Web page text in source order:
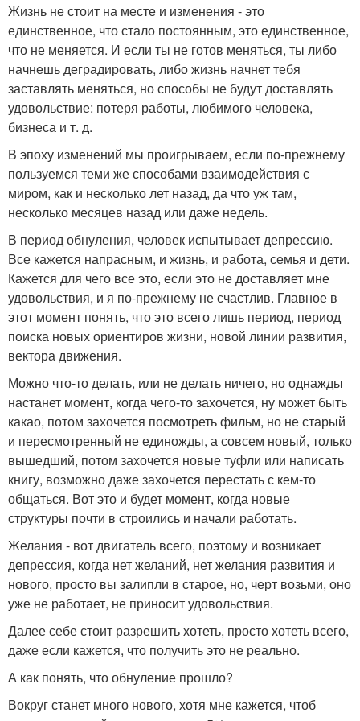
Жизнь не стоит на месте и изменения - это
единственное, что стало постоянным, это единственное,
что не меняется. И если ты не готов меняться, ты либо
начнешь деградировать, либо жизнь начнет тебя
заставлять меняться, но способы не будут доставлять
удовольствие: потеря работы, любимого человека,
бизнеса и т. д.
В эпоху изменений мы проигрываем, если по-прежнему
пользуемся теми же способами взаимодействия с
миром, как и несколько лет назад, да что уж там,
несколько месяцев назад или даже недель.
В период обнуления, человек испытывает депрессию.
Все кажется напрасным, и жизнь, и работа, семья и дети.
Кажется для чего все это, если это не доставляет мне
удовольствия, и я по-прежнему не счастлив. Главное в
этот момент понять, что это всего лишь период, период
поиска новых ориентиров жизни, новой линии развития,
вектора движения.
Можно что-то делать, или не делать ничего, но однажды
настанет момент, когда чего-то захочется, ну может быть
какао, потом захочется посмотреть фильм, но не старый
и пересмотренный не единожды, а совсем новый, только
вышедший, потом захочется новые туфли или написать
книгу, возможно даже захочется перестать с кем-то
общаться. Вот это и будет момент, когда новые
структуры почти в строились и начали работать.
Желания - вот двигатель всего, поэтому и возникает
депрессия, когда нет желаний, нет желания развития и
нового, просто вы залипли в старое, но, черт возьми, оно
уже не работает, не приносит удовольствия.
Далее себе стоит разрешить хотеть, просто хотеть всего,
даже если кажется, что получить это не реально.
А как понять, что обнуление прошло?
Вокруг станет много нового, хотя мне кажется, чтоб